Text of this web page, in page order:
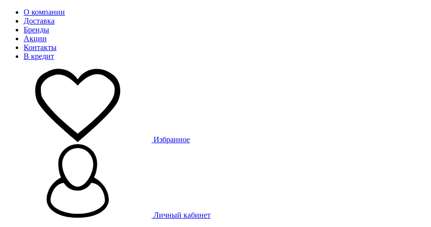
О компании
Доставка
Бренды
Акции
Контакты
В кредит
Избранное
Личный кабинет